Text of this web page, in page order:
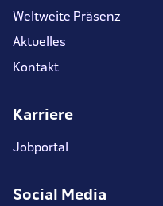
Weltweite Präsenz
Aktuelles
Kontakt
Karriere
Jobportal
Social Media